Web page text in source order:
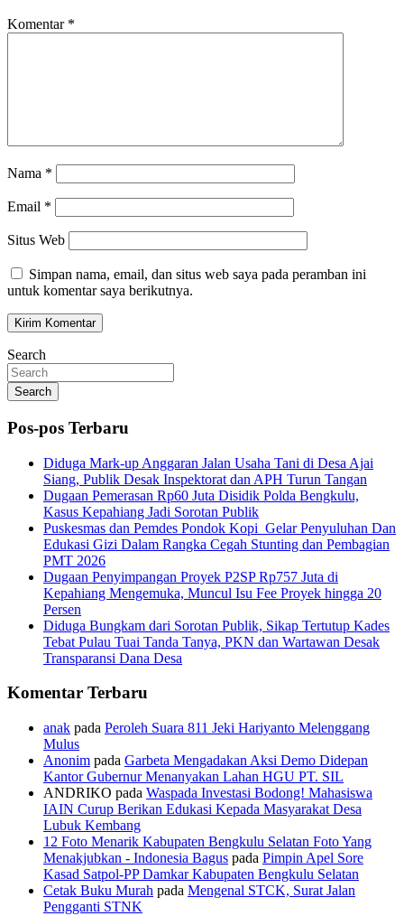
Komentar *
Nama *
Email *
Situs Web
Simpan nama, email, dan situs web saya pada peramban ini
untuk komentar saya berikutnya.
Search
Search
Pos-pos Terbaru
Diduga Mark-up Anggaran Jalan Usaha Tani di Desa Ajai
Siang, Publik Desak Inspektorat dan APH Turun Tangan
Dugaan Pemerasan Rp60 Juta Disidik Polda Bengkulu,
Kasus Kepahiang Jadi Sorotan Publik
Puskesmas dan Pemdes Pondok Kopi Gelar Penyuluhan Dan
Edukasi Gizi Dalam Rangka Cegah Stunting dan Pembagian
PMT 2026
Dugaan Penyimpangan Proyek P2SP Rp757 Juta di
Kepahiang Mengemuka, Muncul Isu Fee Proyek hingga 20
Persen
Diduga Bungkam dari Sorotan Publik, Sikap Tertutup Kades
Tebat Pulau Tuai Tanda Tanya, PKN dan Wartawan Desak
Transparansi Dana Desa
Komentar Terbaru
anak pada Peroleh Suara 811 Jeki Hariyanto Melenggang
Mulus
Anonim pada Garbeta Mengadakan Aksi Demo Didepan
Kantor Gubernur Menanyakan Lahan HGU PT. SIL
ANDRIKO pada Waspada Investasi Bodong! Mahasiswa
IAIN Curup Berikan Edukasi Kepada Masyarakat Desa
Lubuk Kembang
12 Foto Menarik Kabupaten Bengkulu Selatan Foto Yang
Menakjubkan - Indonesia Bagus pada Pimpin Apel Sore
Kasad Satpol-PP Damkar Kabupaten Bengkulu Selatan
Cetak Buku Murah pada Mengenal STCK, Surat Jalan
Pengganti STNK